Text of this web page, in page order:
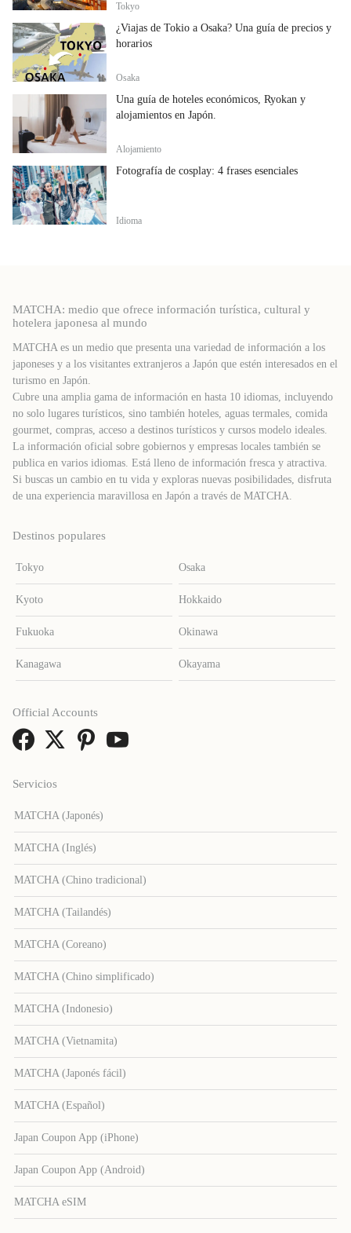
Tokyo
¿Viajas de Tokio a Osaka? Una guía de precios y
horarios
Osaka
Una guía de hoteles económicos, Ryokan y
alojamientos en Japón.
Alojamiento
Fotografía de cosplay: 4 frases esenciales
Idioma
MATCHA: medio que ofrece información turística, cultural y
hotelera japonesa al mundo
MATCHA es un medio que presenta una variedad de información a los
japoneses y a los visitantes extranjeros a Japón que estén interesados ​​en el
turismo en Japón.
Cubre una amplia gama de información en hasta 10 idiomas, incluyendo
no solo lugares turísticos, sino también hoteles, aguas termales, comida
gourmet, compras, acceso a destinos turísticos y cursos modelo ideales.
La información oficial sobre gobiernos y empresas locales también se
publica en varios idiomas. Está lleno de información fresca y atractiva.
Si buscas un cambio en tu vida y exploras nuevas posibilidades, disfruta
de una experiencia maravillosa en Japón a través de MATCHA.
Destinos populares
Tokyo Osaka
Kyoto Hokkaido
Fukuoka Okinawa
Kanagawa Okayama
Servicios
MATCHA (Japonés)
MATCHA (Inglés)
MATCHA (Chino tradicional)
MATCHA (Tailandés)
MATCHA (Coreano)
MATCHA (Chino simplificado)
MATCHA (Indonesio)
MATCHA (Vietnamita)
MATCHA (Japonés fácil)
MATCHA (Español)
Japan Coupon App (iPhone)
Japan Coupon App (Android)
MATCHA eSIM
Official Accounts